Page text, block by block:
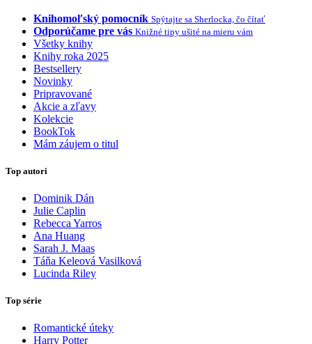
Knihomoľský pomocník Spýtajte sa Sherlocka, čo čítať
Odporúčame pre vás Knižné tipy ušité na mieru vám
Všetky knihy
Knihy roka 2025
Bestsellery
Novinky
Pripravované
Akcie a zľavy
Kolekcie
BookTok
Mám záujem o titul
Top autori
Dominik Dán
Julie Caplin
Rebecca Yarros
Ana Huang
Sarah J. Maas
Táňa Keleová Vasilková
Lucinda Riley
Top série
Romantické úteky
Harry Potter